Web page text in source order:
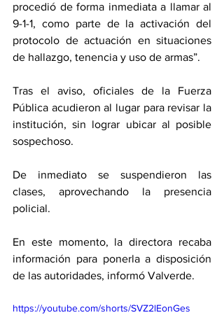
procedió de forma inmediata a llamar al
9-1-1, como parte de la activación del
protocolo de actuación en situaciones
de hallazgo, tenencia y uso de armas”.
Tras el aviso, oficiales de la Fuerza
Pública acudieron al lugar para revisar la
institución, sin lograr ubicar al posible
sospechoso.
De inmediato se suspendieron las
clases, aprovechando la presencia
policial.
En este momento, la directora recaba
información para ponerla a disposición
de las autoridades, informó Valverde.
https://youtube.com/shorts/SVZ2lEonGes